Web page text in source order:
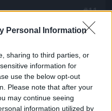
Personal Information
sharing to third parties, or
information for
use the below opt-out
Please note that after your
may continue seeing
information utilized by
#11
kép!